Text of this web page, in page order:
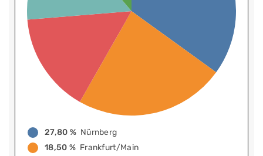
27,80 % Nürnberg
18,50 % Frankfurt/Main